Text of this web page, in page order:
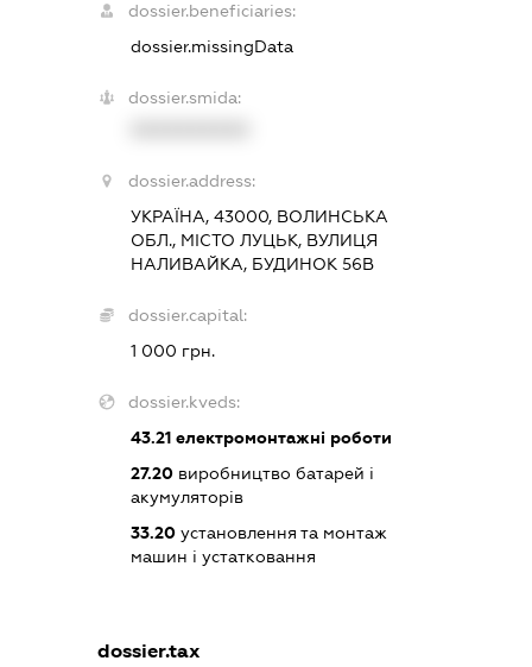
dossier.beneficiaries:
dossier.missingData
dossier.smida:
dossier.address:
УКРАЇНА, 43000, ВОЛИНСЬКА
ОБЛ., МІСТО ЛУЦЬК, ВУЛИЦЯ
НАЛИВАЙКА, БУДИНОК 56В
dossier.capital:
1 000 грн.
dossier.kveds:
43.21 електромонтажні роботи
27.20 виробництво батарей і
акумуляторів
33.20 установлення та монтаж
машин і устатковання
dossier.tax